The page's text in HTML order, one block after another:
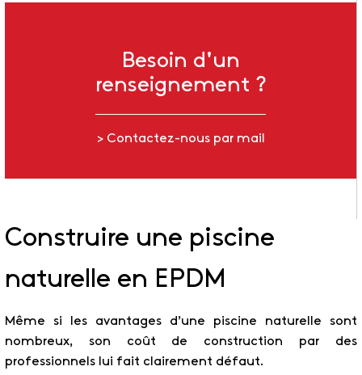
Besoin d'un
renseignement ?
> Contactez-nous par mail
Construire une piscine
naturelle en EPDM
Même si les avantages d’une piscine naturelle sont
nombreux, son coût de construction par des
professionnels lui fait clairement défaut.